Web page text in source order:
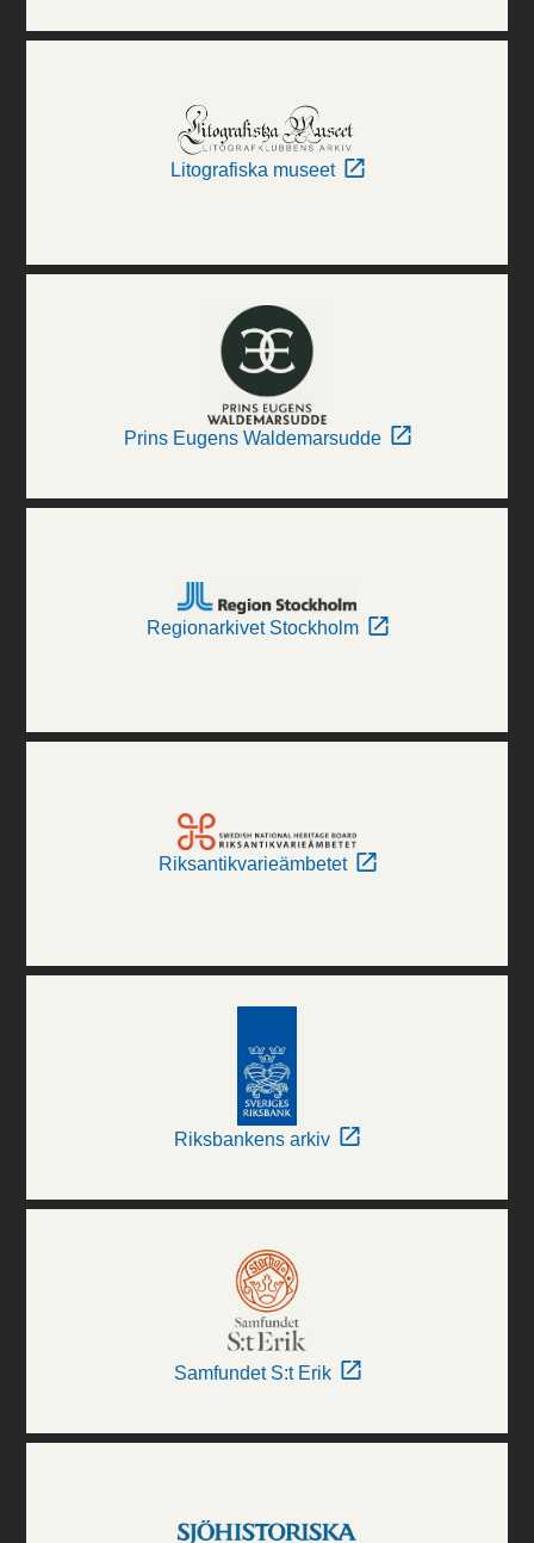
Litografiska museet
Prins Eugens Waldemarsudde
Regionarkivet Stockholm
Riksantikvarieämbetet
Riksbankens arkiv
Samfundet S:t Erik